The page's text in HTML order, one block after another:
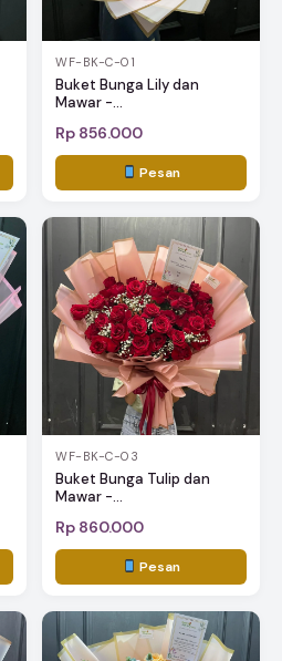
WF-BK-C-01
Buket Bunga Lily dan
Mawar -...
Rp 856.000
Pesan
WF-BK-C-03
Buket Bunga Tulip dan
Mawar -...
Rp 860.000
Pesan